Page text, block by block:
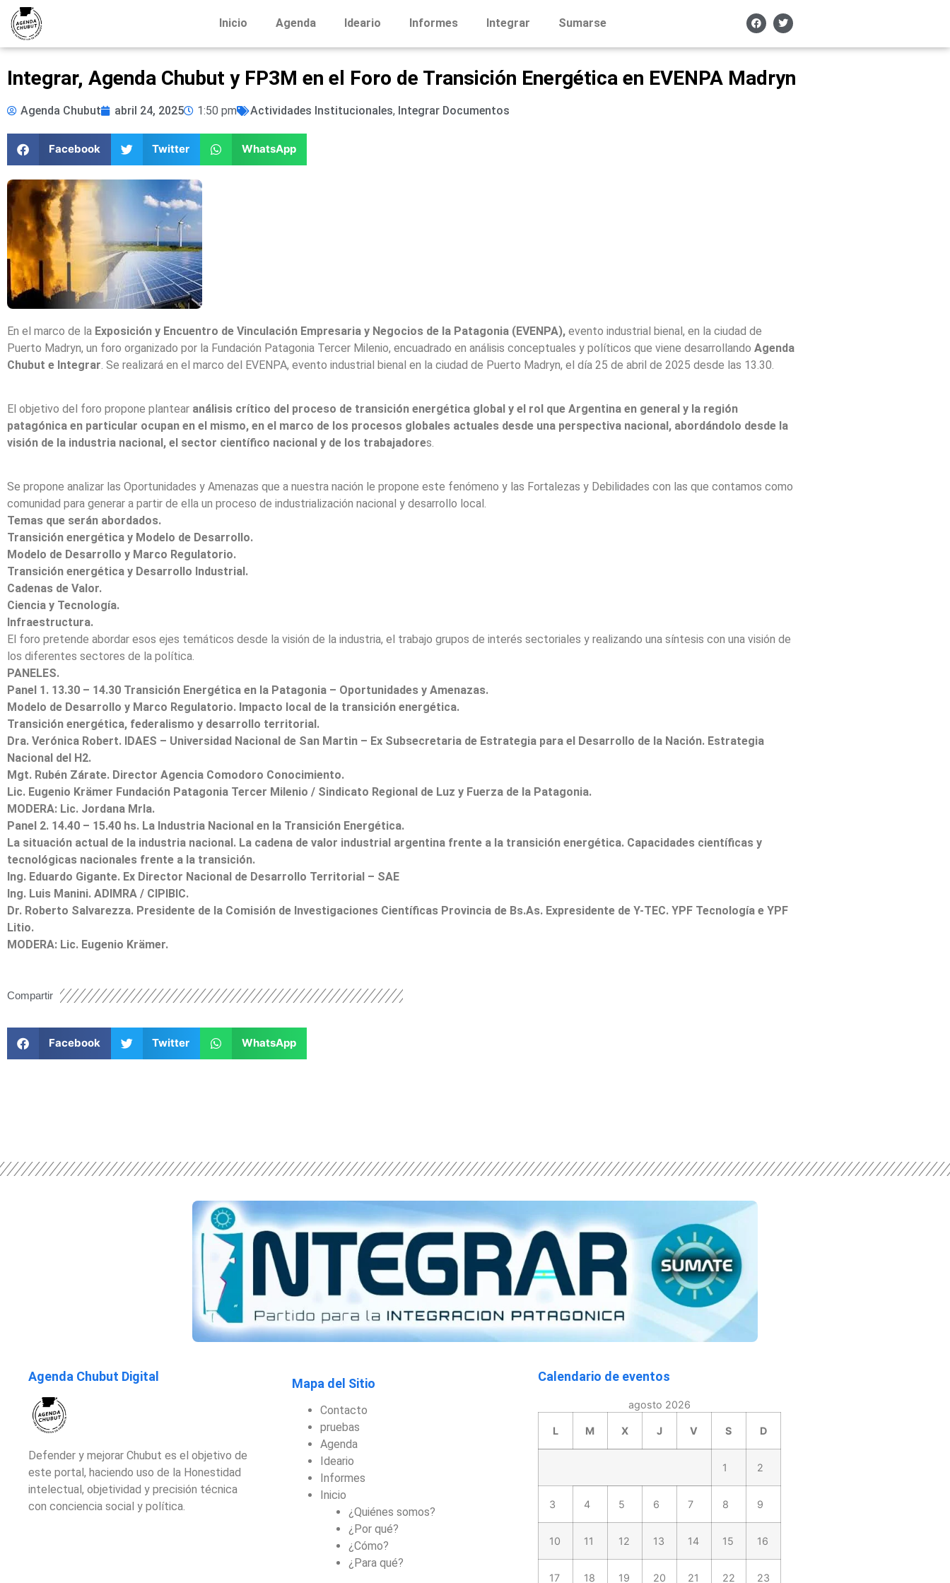
Inicio Agenda Ideario Informes Integrar Sumarse
Integrar, Agenda Chubut y FP3M en el Foro de Transición Energética en EVENPA Madryn
Agenda Chubut abril 24, 2025 1:50 pm Actividades Institucionales, Integrar Documentos
Facebook Twitter WhatsApp
En el marco de la Exposición y Encuentro de Vinculación Empresaria y Negocios de la Patagonia (EVENPA), evento industrial bienal, en la ciudad de
Puerto Madryn, un foro organizado por la Fundación Patagonia Tercer Milenio, encuadrado en análisis conceptuales y políticos que viene desarrollando Agenda
Chubut e Integrar . Se realizará en el marco del EVENPA, evento industrial bienal en la ciudad de Puerto Madryn, el día 25 de abril de 2025 desde las 13.30.
El objetivo del foro propone plantear análisis crítico del proceso de transición energética global y el rol que Argentina en general y la región
patagónica en particular ocupan en el mismo, en el marco de los procesos globales actuales desde una perspectiva nacional, abordándolo desde la
visión de la industria nacional, el sector científico nacional y de los trabajadores.
Se propone analizar las Oportunidades y Amenazas que a nuestra nación le propone este fenómeno y las Fortalezas y Debilidades con las que contamos como
comunidad para generar a partir de ella un proceso de industrialización nacional y desarrollo local.
Temas que serán abordados.
Transición energética y Modelo de Desarrollo.
Modelo de Desarrollo y Marco Regulatorio.
Transición energética y Desarrollo Industrial.
Cadenas de Valor.
Ciencia y Tecnología.
Infraestructura.
El foro pretende abordar esos ejes temáticos desde la visión de la industria, el trabajo grupos de interés sectoriales y realizando una síntesis con una visión de
los diferentes sectores de la política.
PANELES.
Panel 1. 13.30 – 14.30 Transición Energética en la Patagonia – Oportunidades y Amenazas.
Modelo de Desarrollo y Marco Regulatorio. Impacto local de la transición energética.
Transición energética, federalismo y desarrollo territorial.
Dra. Verónica Robert. IDAES – Universidad Nacional de San Martin – Ex Subsecretaria de Estrategia para el Desarrollo de la Nación. Estrategia
Nacional del H2.
Mgt. Rubén Zárate. Director Agencia Comodoro Conocimiento.
Lic. Eugenio Krämer Fundación Patagonia Tercer Milenio / Sindicato Regional de Luz y Fuerza de la Patagonia.
MODERA: Lic. Jordana Mrla.
Panel 2. 14.40 – 15.40 hs. La Industria Nacional en la Transición Energética.
La situación actual de la industria nacional. La cadena de valor industrial argentina frente a la transición energética. Capacidades científicas y
tecnológicas nacionales frente a la transición.
Ing. Eduardo Gigante. Ex Director Nacional de Desarrollo Territorial – SAE
Ing. Luis Manini. ADIMRA / CIPIBIC.
Dr. Roberto Salvarezza. Presidente de la Comisión de Investigaciones Científicas Provincia de Bs.As. Expresidente de Y-TEC. YPF Tecnología e YPF
Litio.
MODERA: Lic. Eugenio Krämer.
Compartir
Facebook Twitter WhatsApp
Agenda Chubut Digital
Defender y mejorar Chubut es el objetivo de
este portal, haciendo uso de la Honestidad
intelectual, objetividad y precisión técnica
con conciencia social y política.
Mapa del Sitio
Contacto
pruebas
Agenda
Ideario
Informes
Inicio
¿Quiénes somos?
¿Por qué?
¿Cómo?
¿Para qué?
Calendario de eventos
agosto 2026
L M X J V S D
1 2
3 4 5 6 7 8 9
10 11 12 13 14 15 16
17 18 19 20 21 22 23